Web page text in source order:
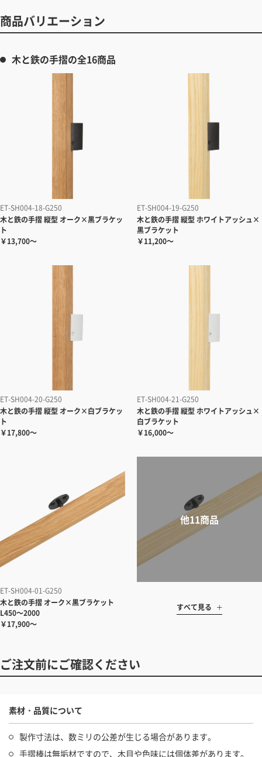
商品バリエーション
木と鉄の手摺の全16商品
ET-SH004-18-G250
木と鉄の手摺 縦型 オーク×黒ブラケッ
ト
￥13,700～
ET-SH004-19-G250
木と鉄の手摺 縦型 ホワイトアッシュ×
黒ブラケット
￥11,200～
ET-SH004-20-G250
木と鉄の手摺 縦型 オーク×白ブラケッ
ト
￥17,800～
ET-SH004-21-G250
木と鉄の手摺 縦型 ホワイトアッシュ×
白ブラケット
￥16,000～
ET-SH004-01-G250
木と鉄の手摺 オーク×黒ブラケット
L450～2000
￥17,900～
すべて見る
ご注文前にご確認ください
素材・品質について
製作寸法は、数ミリの公差が生じる場合があります。
手摺棒は無垢材ですので、木目や色味には個体差があります。